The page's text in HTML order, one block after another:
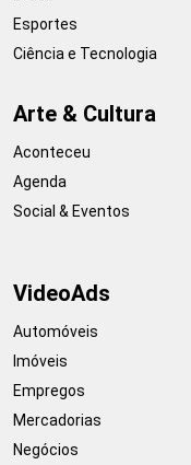
Esportes
Ciência e Tecnologia
Arte & Cultura
Aconteceu
Agenda
Social & Eventos
VideoAds
Automóveis
Imóveis
Empregos
Mercadorias
Negócios